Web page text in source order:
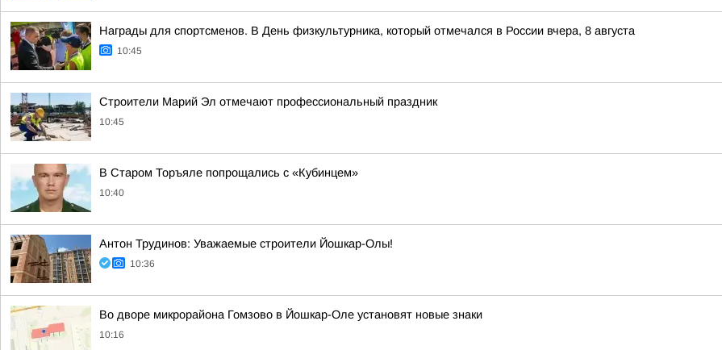
Награды для спортсменов. В День физкультурника, который отмечался в России вчера, 8 августа
10:45
Строители Марий Эл отмечают профессиональный праздник
10:45
В Старом Торъяле попрощались с «Кубинцем»
10:40
Антон Трудинов: Уважаемые строители Йошкар-Олы!
10:36
Во дворе микрорайона Гомзово в Йошкар-Оле установят новые знаки
10:16